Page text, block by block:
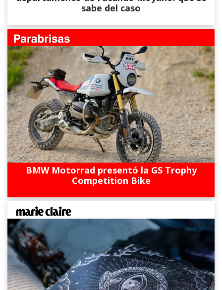
sabe del caso
BMW Motorrad presentó la GS Trophy
Competition Bike